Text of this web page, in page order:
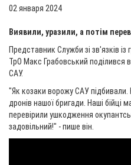
02 января 2024
Виявили, уразили, а потім
Представник Служби зі зв'язків
ТрО Макс Грабовський поділився
САУ.
"Як козаки ворожу САУ підбивали.
дронів нашої бригади. Наші бійці
перевірили ушкодження
задовільний!" - пише він.